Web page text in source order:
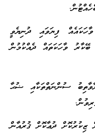
ފިޔަވައި ދުނިޔެވީ
ވާހަކަތައް ދެއްކުމުން
ސުންނަތްތަކާއި ޟުޙާ
ޒިކުރުކޮށް ދުޢާކޮށް ޤުރުއާން